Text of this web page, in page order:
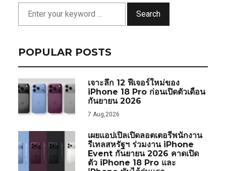
Search
POPULAR POSTS
เจาะลึก 12 ฟีเจอร์ใหม่ของ
iPhone 18 Pro ก่อนเปิดตัวเดือน
กันยายน 2026
7 Aug,2026
เผยแอปเปิลเปิดลอตเตอรีพนักงาน
รีเทลสหรัฐฯ ร่วมงาน iPhone
Event กันยายน 2026 คาดเปิด
ตัว iPhone 18 Pro และ